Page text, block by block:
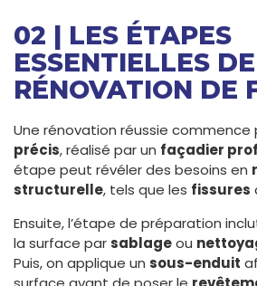
02 | LES ÉTAPES
ESSENTIELLES
RÉNOVATION DE
Une rénovation réussie commence
précis, réalisé par un façadier
étape peut révéler des besoins en
structurelle, tels que les fissures
Ensuite, l’étape de préparation
la surface parsablageou
Puis, on applique un sous-enduit